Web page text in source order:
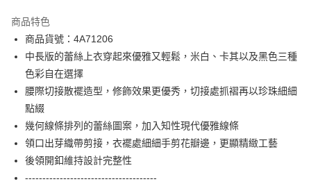
合作金庫商業銀行
華南商業銀行
上海商業儲蓄銀行
台北富邦商業銀行
國泰世華商業銀行
臺灣中小企業銀行
台中商業銀行
匯豐（台灣）商業銀行
聯邦商業銀行
元大商業銀行
永豐商業銀行
玉山商業銀行
星展（台灣）商業銀行
台新國際商業銀行
超商取貨付款
LINE Pay
Apple Pay
街口支付
【關於「AFTEE先享後付」】
AFTEE先享後付是「在收到商品之後才付款」的支付方式。 讓您購物簡單
ATM付款
商品特色
商品貨號：4A71206
中長版的蕾絲上衣穿起來優雅又輕鬆，米白、卡其以及黑色三種
色彩自在選擇
腰際切接散襬造型，修飾效果更優秀，切接處抓褶再以珍珠細細
點綴
幾何線條排列的蕾絲圖案，加入知性現代優雅線條
領口出芽織帶剪接，衣襬處細細手剪花瓣邊，更顯精緻工藝
後領開釦維持設計完整性
--------------------------------------